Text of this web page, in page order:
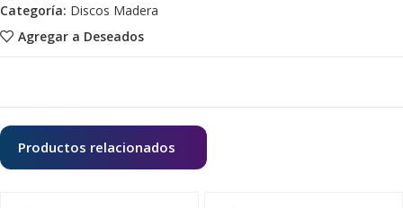
Agregar a Deseados
Categoría: Discos Madera
Productos relacionados